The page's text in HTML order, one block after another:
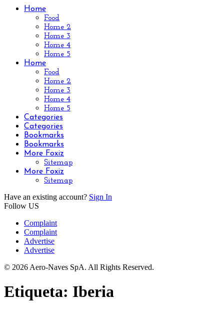
Home
Food
Home 2
Home 3
Home 4
Home 5
Home
Food
Home 2
Home 3
Home 4
Home 5
Categories
Categories
Bookmarks
Bookmarks
More Foxiz
Sitemap
More Foxiz
Sitemap
Have an existing account? Sign In
Follow US
Complaint
Complaint
Advertise
Advertise
© 2026 Aero-Naves SpA. All Rights Reserved.
Etiqueta: Iberia